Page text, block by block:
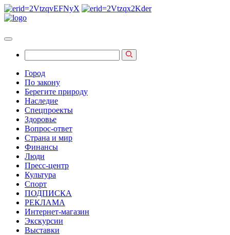
Город
По закону
Берегите природу
Наследие
Спецпроекты
Здоровье
Вопрос-ответ
Страна и мир
Финансы
Люди
Пресс-центр
Культура
Спорт
ПОДПИСКА
РЕКЛАМА
Интернет-магазин
Экскурсии
Выставки